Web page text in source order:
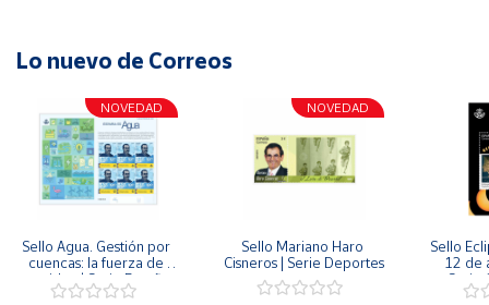
Lo nuevo de Correos
NOVEDAD
Sello Agua. Gestión por
cuencas: la fuerza de
una idea.| Serie España
ES| Pliego Premium
NOVEDAD
Sello Mariano Haro
Cisneros | Serie Deportes
Sello
12 de
Serie